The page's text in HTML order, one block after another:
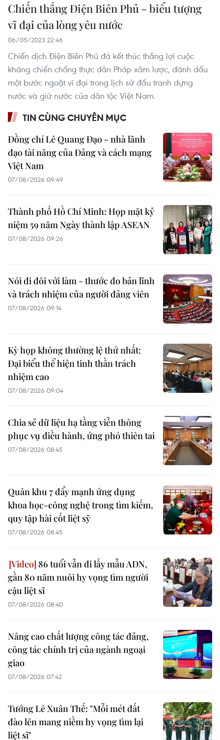
Chiến thắng Điện Biên Phủ - biểu tượng
vĩ đại của lòng yêu nước
06/05/2023 22:46
Chiến dịch Điện Biên Phủ đã kết thúc thắng lợi cuộc
kháng chiến chống thực dân Pháp xâm lược, đánh dấu
một bước ngoặt vĩ đại trong lịch sử đấu tranh dựng
nước và giữ nước của dân tộc Việt Nam.
TIN CÙNG CHUYÊN MỤC
Đồng chí Lê Quang Đạo - nhà lãnh
đạo tài năng của Đảng và cách mạng
Việt Nam
07/08/2026 09:49
Thành phố Hồ Chí Minh: Họp mặt kỷ
niệm 59 năm Ngày thành lập ASEAN
07/08/2026 09:26
Nói đi đôi với làm - thước đo bản lĩnh
và trách nhiệm của người đảng viên
07/08/2026 09:14
Kỳ họp không thường lệ thứ nhất:
Đại biểu thể hiện tinh thần trách
nhiệm cao
07/08/2026 09:04
Chia sẻ dữ liệu hạ tầng viễn thông
phục vụ điều hành, ứng phó thiên tai
07/08/2026 08:45
Quân khu 7 đẩy mạnh ứng dụng
khoa học-công nghệ trong tìm kiếm,
quy tập hài cốt liệt sỹ
07/08/2026 08:45
86 tuổi vẫn đi lấy mẫu ADN,
gần 80 năm nuôi hy vọng tìm người
cậu liệt sĩ
07/08/2026 08:40
Nâng cao chất lượng công tác đảng,
công tác chính trị của ngành ngoại
giao
07/08/2026 07:42
Tướng Lê Xuân Thế: "Mỗi mét đất
đào lên mang niềm hy vọng tìm lại
liệt sĩ"